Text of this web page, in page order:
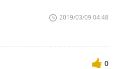
2019/03/09 04:48
0